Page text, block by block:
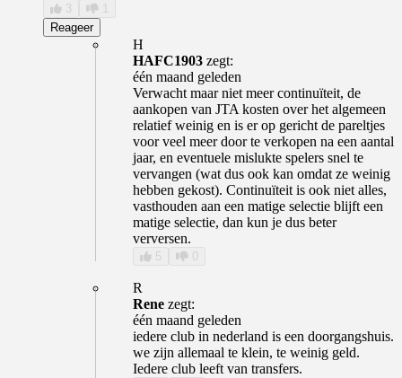
3
1
Reageer
H
HAFC1903 zegt:
één maand geleden
Verwacht maar niet meer continuïteit, de
aankopen van JTA kosten over het algemeen
relatief weinig en is er op gericht de pareltjes
voor veel meer door te verkopen na een aantal
jaar, en eventuele mislukte spelers snel te
vervangen (wat dus ook kan omdat ze weinig
hebben gekost). Continuïteit is ook niet alles,
vasthouden aan een matige selectie blijft een
matige selectie, dan kun je dus beter
verversen.
5 0
R
Rene zegt:
één maand geleden
iedere club in nederland is een doorgangshuis.
we zijn allemaal te klein, te weinig geld.
Iedere club leeft van transfers.